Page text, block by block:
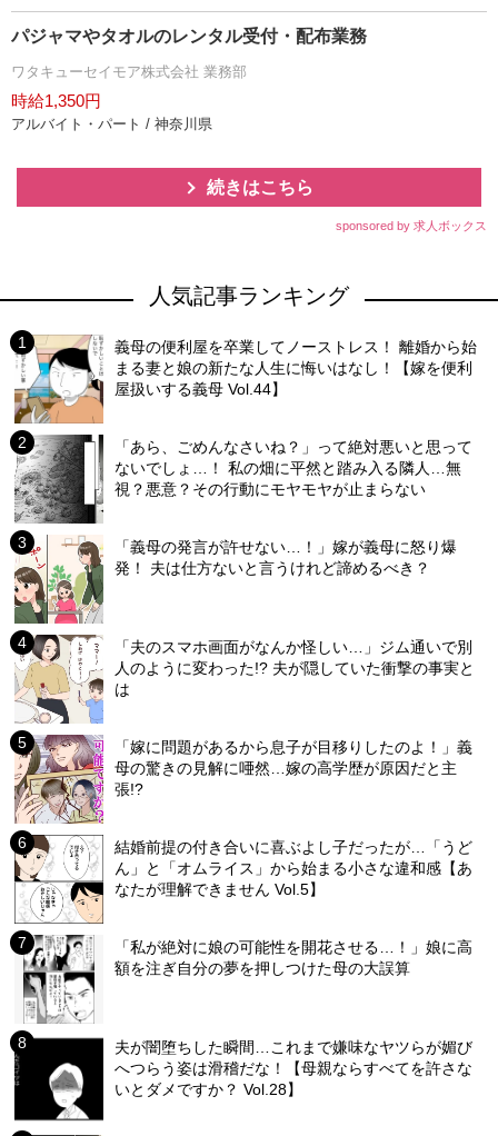
パジャマやタオルのレンタル受付・配布業務
ワタキューセイモア株式会社 業務部
時給1,350円
アルバイト・パート / 神奈川県
続きはこちら
sponsored by 求人ボックス
人気記事ランキング
義母の便利屋を卒業してノーストレス！ 離婚から始
まる妻と娘の新たな人生に悔いはなし！【嫁を便利
屋扱いする義母 Vol.44】
「あら、ごめんなさいね？」って絶対悪いと思って
ないでしょ…！ 私の畑に平然と踏み入る隣人…無
視？悪意？その行動にモヤモヤが止まらない
「義母の発言が許せない…！」嫁が義母に怒り爆
発！ 夫は仕方ないと言うけれど諦めるべき？
「夫のスマホ画面がなんか怪しい…」ジム通いで別
人のように変わった!? 夫が隠していた衝撃の事実と
は
「嫁に問題があるから息子が目移りしたのよ！」義
母の驚きの見解に唖然…嫁の高学歴が原因だと主
張!?
結婚前提の付き合いに喜ぶよし子だったが…「うど
ん」と「オムライス」から始まる小さな違和感【あ
なたが理解できません Vol.5】
「私が絶対に娘の可能性を開花させる…！」娘に高
額を注ぎ自分の夢を押しつけた母の大誤算
夫が闇堕ちした瞬間…これまで嫌味なヤツらが媚び
へつらう姿は滑稽だな！【母親ならすべてを許さな
いとダメですか？ Vol.28】